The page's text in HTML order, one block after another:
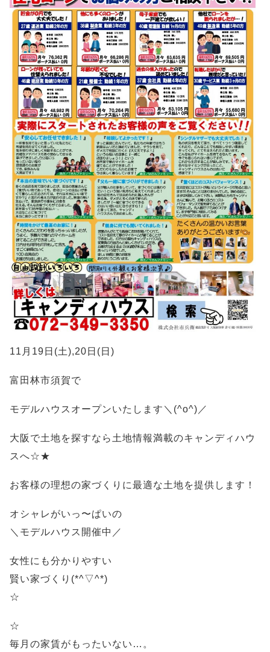
11月19日(土),20日(日)
富田林市須賀で
モデルハウスオープンいたします＼(^o^)／
大阪で土地を探すなら土地情報満載のキャンディハウ
スへ☆★
お客様の理想の家づくりに最適な土地を提供します！
オシャレがいっ〜ぱいの
＼モデルハウス開催中／
女性にも分かりやすい
賢い家づくり(*^▽^*)
☆
☆
毎月の家賃がもったいない…。